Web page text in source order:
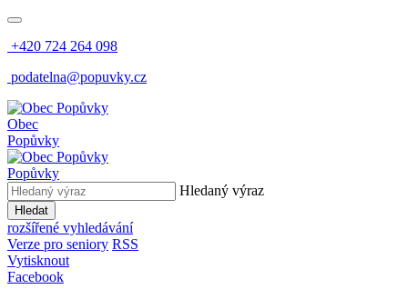
+420 724 264 098
podatelna@popuvky.cz
Obec
Popůvky
Popůvky
Hledaný výraz
Hledat
rozšířené vyhledávání
Verze pro seniory RSS
Vytisknout
Facebook